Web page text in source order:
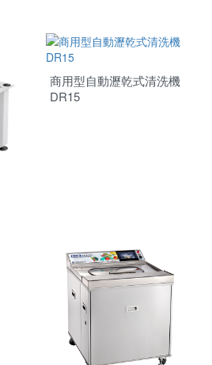
商用型自動瀝乾式清洗機
DR15